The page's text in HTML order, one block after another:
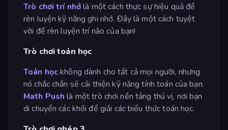
Trò chơi trí nhớlà một cách thực sự hiệu quả để
rèn luyện kỹ năng ghi nhớ. Đây là một cách tuyệt
vời để rèn luyện trí não của bạn!
Trò chơi toán học
Toán họckhông dành cho tất cả mọi người, nhưng
nó chắc chắn sẽ cải thiện kỹ năng tính toán của bạn.
Math Push là một trò chơi nền tảng thú vị, nơi bạn
di chuyển các khối để giải các biểu thức toán học.